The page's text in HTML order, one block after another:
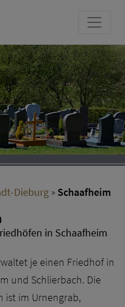
Dieburg » Schaafheim
in Schaafheim
je einen Friedhof in
und Schlierbach. Die
ist im Urnengrab,